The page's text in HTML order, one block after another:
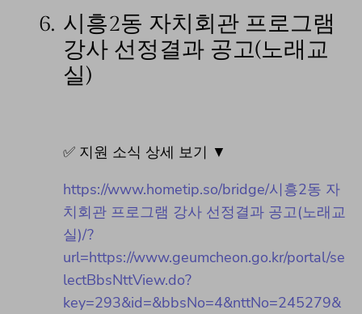
6. 시흥2동 자치회관 프로그램
강사 선정결과 공고(노래교
실)
✅ 지원 소식 상세 보기 ▼
https://www.hometip.so/bridge/시흥2동 자
치회관 프로그램 강사 선정결과 공고(노래교
실)/?
url=https://www.geumcheon.go.kr/portal/se
lectBbsNttView.do?
key=293&id=&bbsNo=4&nttNo=245279&